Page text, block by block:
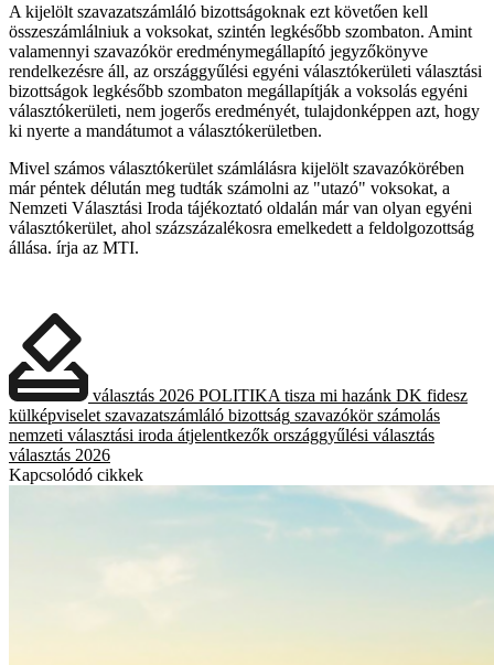
A kijelölt szavazatszámláló bizottságoknak ezt követően kell
összeszámlálniuk a voksokat, szintén legkésőbb szombaton. Amint
valamennyi szavazókör eredménymegállapító jegyzőkönyve
rendelkezésre áll, az országgyűlési egyéni választókerületi választási
bizottságok legkésőbb szombaton megállapítják a voksolás egyéni
választókerületi, nem jogerős eredményét, tulajdonképpen azt, hogy
ki nyerte a mandátumot a választókerületben.
Mivel számos választókerület számlálásra kijelölt szavazókörében
már péntek délután meg tudták számolni az "utazó" voksokat, a
Nemzeti Választási Iroda tájékoztató oldalán már van olyan egyéni
választókerület, ahol százszázalékosra emelkedett a feldolgozottság
állása. írja az MTI.
választás 2026 POLITIKA tisza mi hazánk DK fidesz
külképviselet szavazatszámláló bizottság szavazókör számolás
nemzeti választási iroda átjelentkezők országgyűlési választás
választás 2026
Kapcsolódó cikkek